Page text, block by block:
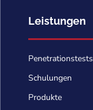
Leistungen
Penetrationstests
Schulungen
Produkte